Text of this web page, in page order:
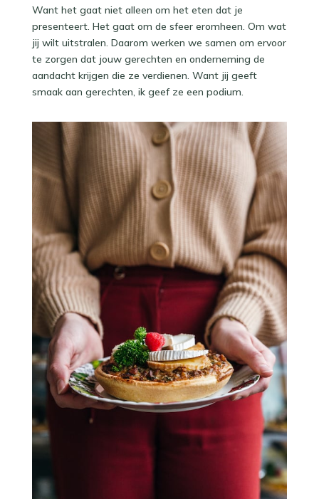
Want het gaat niet alleen om het eten dat je
presenteert. Het gaat om de sfeer eromheen. Om wat
jij wilt uitstralen. Daarom werken we samen om ervoor
te zorgen dat jouw gerechten en onderneming de
aandacht krijgen die ze verdienen. Want jij geeft
smaak aan gerechten, ik geef ze een podium.